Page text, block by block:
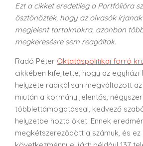
Ezt a cikket eredetileg a Portfólióra
ösztönözték, hogy az olvasók
megjelent tartalmakra, azonban
megkeresésre sem reagáltak.
Radó Péter Oktatáspolitikai forró
cikkében kifejtette, hogy az egyházi
helyzete radikálisan megváltozott az
miután a kormány jelentős,
többlettámogatással, kedvező
helyzetbe hozta őket. Ennek
megkétszereződött a számuk, és